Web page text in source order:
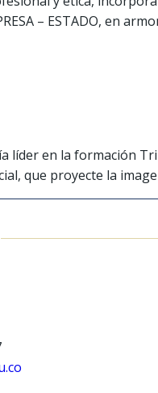
– ESTADO, en
líder en la formación
que proyecte la